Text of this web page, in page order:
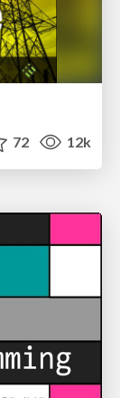
72 12k